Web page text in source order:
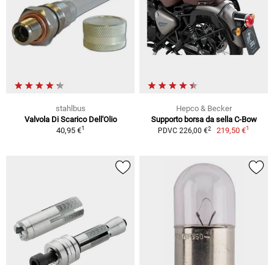
stahlbus
Valvola Di Scarico Dell'Olio
40,95 €1
Hepco & Becker
Supporto borsa da sella C-Bow
PDVC 226,00 €2 219,50 €1